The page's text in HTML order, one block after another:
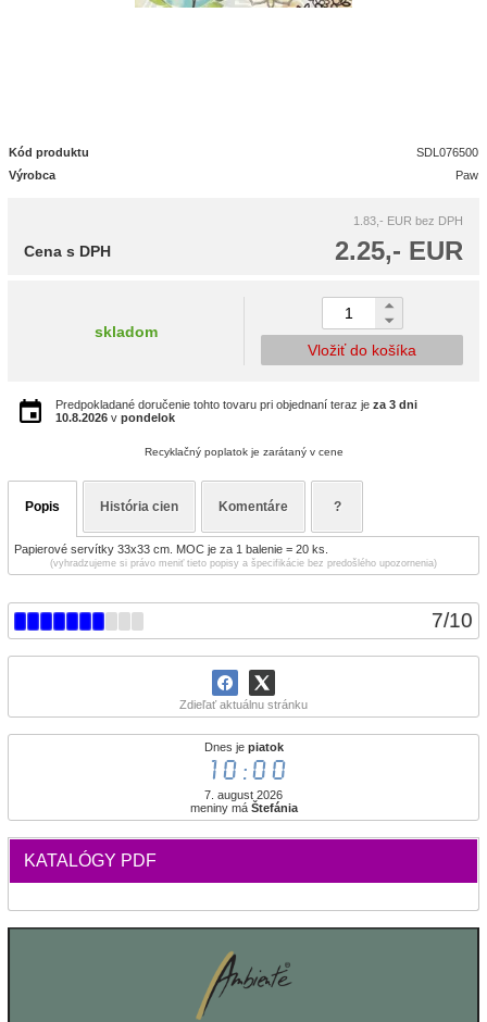
7/10
Zdieľať aktuálnu stránku
Dnes je piatok
10:00
7. august 2026
meniny má Štefánia
KATALÓGY PDF
Kód produktu
SDL076500
Výrobca
Paw
1.83,- EUR bez DPH
2.25,- EUR
Cena s DPH
skladom
Vložiť do košíka
Predpokladané doručenie tohto tovaru pri objednaní teraz je za 3 dni
10.8.2026 v pondelok
Recyklačný poplatok je zarátaný v cene
Popis História cien Komentáre ?
Papierové servítky 33x33 cm. MOC je za 1 balenie = 20 ks.
(vyhradzujeme si právo meniť tieto popisy a špecifikácie bez predošlého upozornenia)